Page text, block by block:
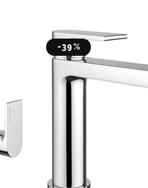
-39%